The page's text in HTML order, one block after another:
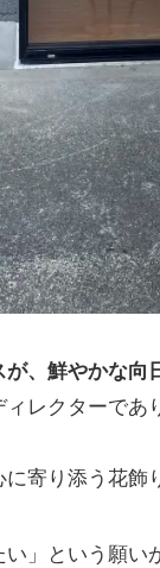
、鮮やかな向
レクターで
寄り添う花飾
」という願い